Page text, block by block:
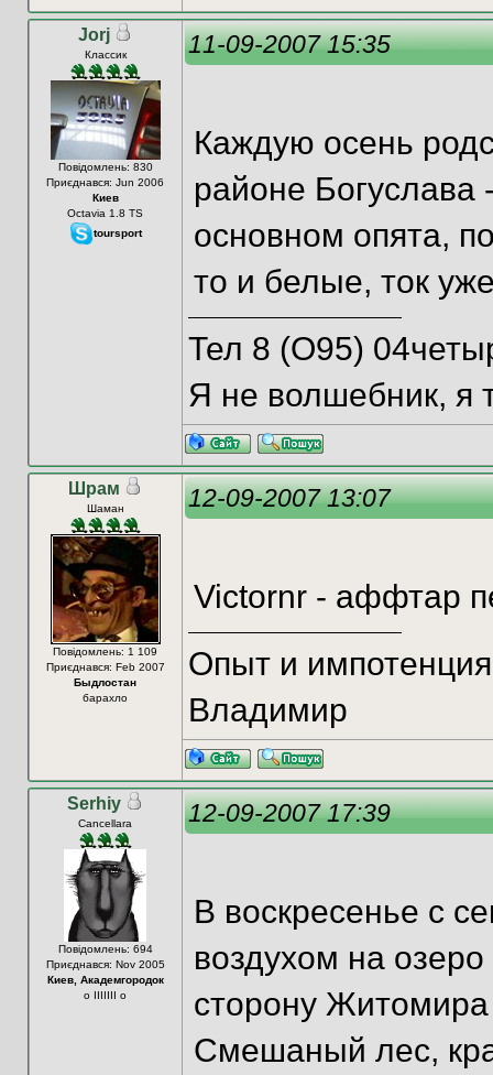
Jorj
Классик
Повідомлень: 830
Приєднався: Jun 2006
Киев
Octavia 1.8 ТS
toursport
11-09-2007 15:35
Каждую осень
районе Богуслава
основном опята,
то и белые, ток
Тел 8 (О95)
Я не волшебник, я
Шрам
Шаман
Повідомлень: 1 109
Приєднався: Feb 2007
Быдлостан
барахло
12-09-2007 13:07
Victornr - аффтар
Опыт и
Владимир
Serhiy
Cancellara
Повідомлень: 694
Приєднався: Nov 2005
Киев, Академгородок
o IIIIIII o
12-09-2007 17:39
В воскресенье с
воздухом на
сторону
Смешаный лес,